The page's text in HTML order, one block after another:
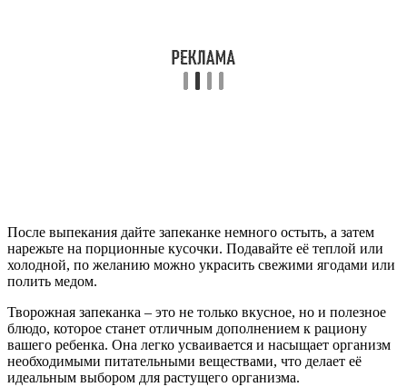
После выпекания дайте запеканке немного остыть, а затем
нарежьте на порционные кусочки. Подавайте её теплой или
холодной, по желанию можно украсить свежими ягодами или
полить медом.
Творожная запеканка – это не только вкусное, но и полезное
блюдо, которое станет отличным дополнением к рациону
вашего ребенка. Она легко усваивается и насыщает организм
необходимыми питательными веществами, что делает её
идеальным выбором для растущего организма.